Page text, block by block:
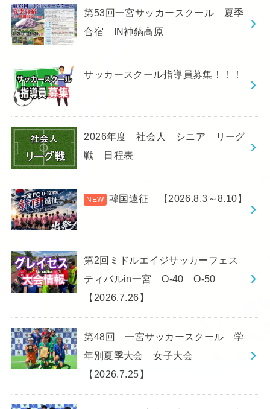
第53回一宮サッカースクール 夏季
合宿 IN神鍋高原
サッカースクール指導員募集！！！
2026年度 社会人 シニア リーグ
戦 日程表
韓国遠征 【2026.8.3～8.10】
第2回ミドルエイジサッカーフェス
ティバルin一宮 O-40 O-50
【2026.7.26】
第48回 一宮サッカースクール 学
年別夏季大会 女子大会
【2026.7.25】